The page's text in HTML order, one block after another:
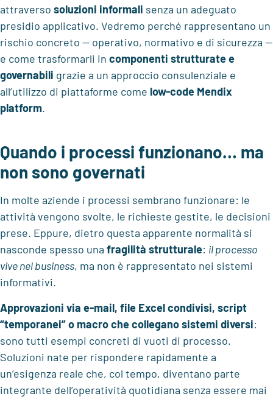
attraverso soluzioni informali senza un adeguato
presidio applicativo. Vedremo perché rappresentano un
rischio concreto — operativo, normativo e di sicurezza —
e come trasformarli in componenti strutturate e
governabili grazie a un approccio consulenziale e
all’utilizzo di piattaforme come low-code Mendix
platform.
Quando i processi funzionano… ma
non sono governati
In molte aziende i processi sembrano funzionare: le
attività vengono svolte, le richieste gestite, le decisioni
prese. Eppure, dietro questa apparente normalità si
nasconde spesso una fragilità strutturale: il processo
vive nel business, ma non è rappresentato nei sistemi
informativi.
Approvazioni via e-mail, file Excel condivisi, script
“temporanei” o macro che collegano sistemi diversi:
sono tutti esempi concreti di vuoti di processo.
Soluzioni nate per rispondere rapidamente a
un’esigenza reale che, col tempo, diventano parte
integrante dell’operatività quotidiana senza essere mai